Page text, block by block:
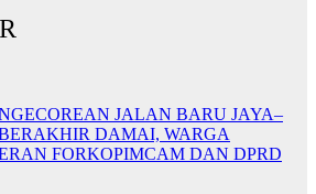
JALAN BARU JAYA–
DAMAI, WARGA
FORKOPIMCAM DAN DPRD